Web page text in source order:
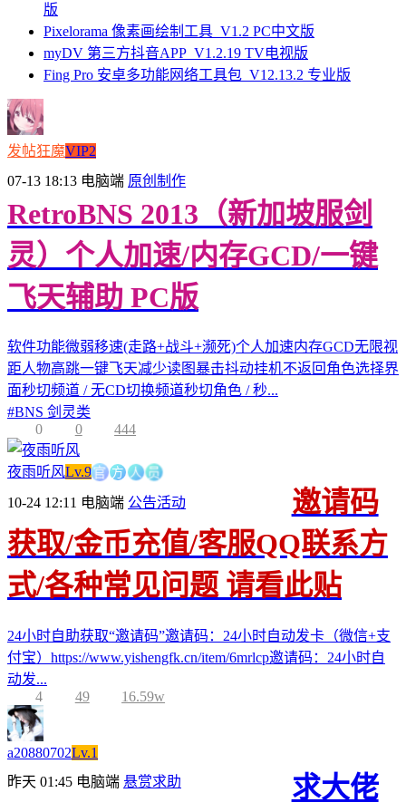
版
Pixelorama 像素画绘制工具_V1.2 PC中文版
myDV 第三方抖音APP_V1.2.19 TV电视版
Fing Pro 安卓多功能网络工具包_V12.13.2 专业版
发帖狂魔VIP2
07-13 18:13 电脑端 原创制作
RetroBNS 2013（新加坡服剑
灵）个人加速/内存GCD/一键
飞天辅助 PC版
软件功能微弱移速(走路+战斗+濒死)个人加速内存GCD无限视
距人物高跳一键飞天减少读图暴击抖动挂机不返回角色选择界
面秒切频道 / 无CD切换频道秒切角色 / 秒...
#BNS 剑灵类
0
0 444
夜雨听风Lv.9官方人员
10-24 12:11 电脑端 公告活动
邀请码
获取/金币充值/客服QQ联系方
式/各种常见问题 请看此贴
24小时自助获取“邀请码”邀请码：24小时自动发卡（微信+支
付宝）https://www.yishengfk.cn/item/6mrlcp邀请码：24小时自
动发...
4
49 16.59w
a20880702Lv.1
昨天 01:45 电脑端 悬赏求助
求大佬